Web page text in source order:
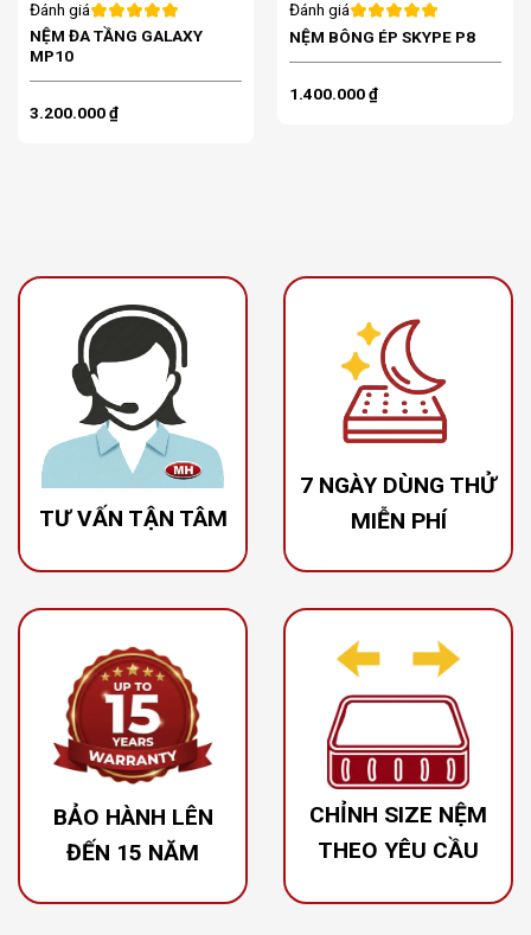
Đánh giá
NỆM ĐA TẦNG GALAXY
MP10
3.200.000₫
Đánh giá
NỆM BÔNG ÉP SKYPE P8
1.400.000₫
TƯ VẤN TẬN TÂM
ĐỘI NGŨ CỦA CHÚNG
TÔI LUÔN SẴN SÀNG
HỖ TRỢ QUÝ KHÁCH
ĐỂ CHỌN ĐƯỢC TẤM
NỆM ƯNG Ý NHẤT
7 NGÀY DÙNG THỬ
MIỄN PHÍ
CHÍNH SÁCH 7 NGÀY
DÙNG THỬ MIỄN PHÍ
BẢO HÀNH LÊN
ĐẾN 15 NĂM
CHÍNH SÁCH BẢO
HÀNH RÕ RÀNG VÀ
LÂU DÀI
XEM THÊM
CHỈNH SIZE NỆM
THEO YÊU CẦU
MINH HƯNG HỖ TRỢ
CHỈNH SIZE NỆM
THEO YÊU CẦU ĐỂ
PHÙ HỢP VỚI
GIƯỜNG VÀ KHÔNG
GIAN CỦA BẠN